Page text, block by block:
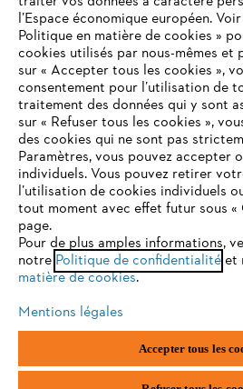
STIHL FAQ
Contact
Politique de protection des données
Mentions légales Utilisation des
ANDREAS STIHL NV, Veurtstraat 117, 2870
België/Belgique
VAT Number: BE 0427.714.768
VOTRE NAVIGATEUR
N'EST PLUS PRIS EN
Vous utilisez un navigateur Internet
en charge, et certaines fonctionnalités
peuvent fonctionner correctement.
optimale de notre site, nous vous
l'un des navigateurs suivants :
firefox
l’Espace économique européen.
Politique en matière de cookies »
cookies utilisés par nous-mêmes et
sur « Accepter tous les cookies »,
consentement pour l’utilisation de
traitement des données qui y sont
sur « Refuser tous les cookies »,
des cookies qui ne sont pas
Paramètres, vous pouvez accepter
individuels. Vous pouvez retirer
l’utilisation de cookies individuels
tout moment avec effet futur sous «
page.
Pour de plus amples informations,
notre Politique de confidentialitéet
matière de cookies.
Mentions légales
Accepter tous les